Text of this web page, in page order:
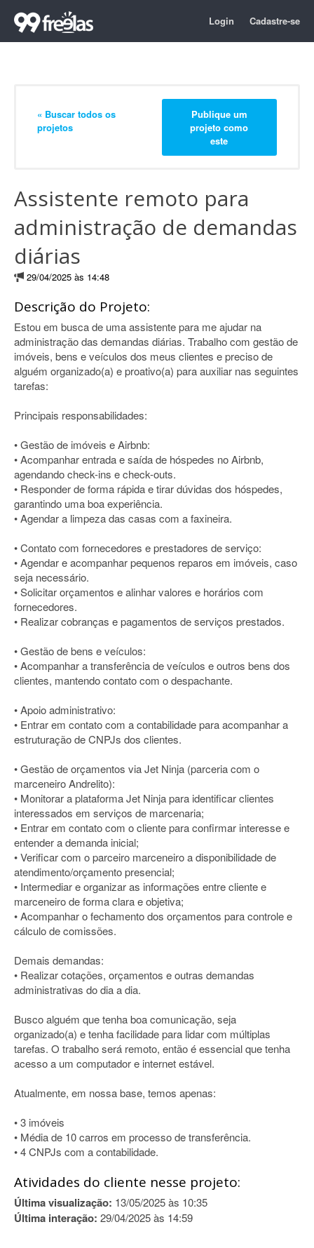
Login Cadastre-se
« Buscar todos os
projetos
Publique um
projeto como
este
Assistente remoto para
administração de demandas
diárias
29/04/2025 às 14:48
Descrição do Projeto:
Estou em busca de uma assistente para me ajudar na
administração das demandas diárias. Trabalho com gestão de
imóveis, bens e veículos dos meus clientes e preciso de
alguém organizado(a) e proativo(a) para auxiliar nas seguintes
tarefas:
Principais responsabilidades:
• Gestão de imóveis e Airbnb:
• Acompanhar entrada e saída de hóspedes no Airbnb,
agendando check-ins e check-outs.
• Responder de forma rápida e tirar dúvidas dos hóspedes,
garantindo uma boa experiência.
• Agendar a limpeza das casas com a faxineira.
• Contato com fornecedores e prestadores de serviço:
• Agendar e acompanhar pequenos reparos em imóveis, caso
seja necessário.
• Solicitar orçamentos e alinhar valores e horários com
fornecedores.
• Realizar cobranças e pagamentos de serviços prestados.
• Gestão de bens e veículos:
• Acompanhar a transferência de veículos e outros bens dos
clientes, mantendo contato com o despachante.
• Apoio administrativo:
• Entrar em contato com a contabilidade para acompanhar a
estruturação de CNPJs dos clientes.
• Gestão de orçamentos via Jet Ninja (parceria com o
marceneiro Andrelito):
• Monitorar a plataforma Jet Ninja para identificar clientes
interessados em serviços de marcenaria;
• Entrar em contato com o cliente para confirmar interesse e
entender a demanda inicial;
• Verificar com o parceiro marceneiro a disponibilidade de
atendimento/orçamento presencial;
• Intermediar e organizar as informações entre cliente e
marceneiro de forma clara e objetiva;
• Acompanhar o fechamento dos orçamentos para controle e
cálculo de comissões.
Demais demandas:
• Realizar cotações, orçamentos e outras demandas
administrativas do dia a dia.
Busco alguém que tenha boa comunicação, seja
organizado(a) e tenha facilidade para lidar com múltiplas
tarefas. O trabalho será remoto, então é essencial que tenha
acesso a um computador e internet estável.
Atualmente, em nossa base, temos apenas:
• 3 imóveis
• Média de 10 carros em processo de transferência.
• 4 CNPJs com a contabilidade.
Atividades do cliente nesse projeto:
Última visualização: 13/05/2025 às 10:35
Última interação: 29/04/2025 às 14:59